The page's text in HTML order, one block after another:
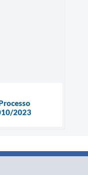
2023